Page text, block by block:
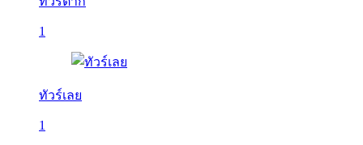
1
ทัวร์เลย
1